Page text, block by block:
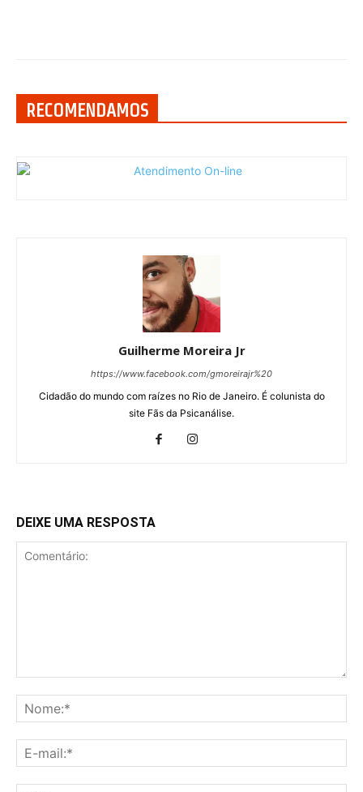
RECOMENDAMOS
Guilherme Moreira Jr
https://www.facebook.com/gmoreirajr%20
Cidadão do mundo com raízes no Rio de Janeiro. É colunista do
site Fãs da Psicanálise.
DEIXE UMA RESPOSTA